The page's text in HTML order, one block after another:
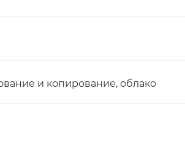
и копирование, облако